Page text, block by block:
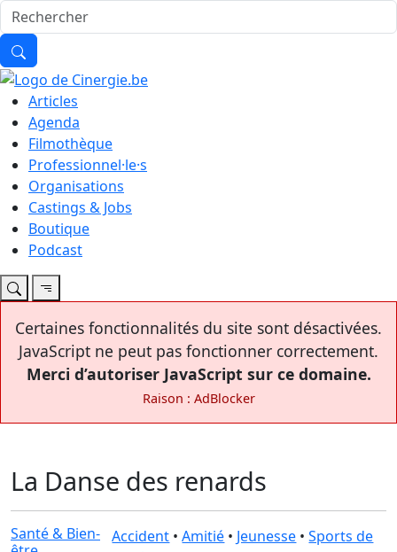
Articles
Agenda
Filmothèque
Professionnel·le·s
Organisations
Castings & Jobs
Boutique
Podcast
Certaines fonctionnalités du site sont désactivées.
JavaScript ne peut pas fonctionner correctement.
Merci d’autoriser JavaScript sur ce domaine.
Raison : AdBlocker
La Danse des renards
Santé & Bien-
Accident •Amitié • Jeunesse •Sports de